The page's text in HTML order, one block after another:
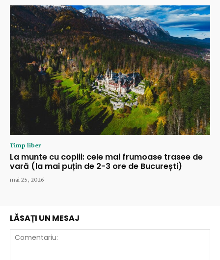
Timp liber
La munte cu copiii: cele mai frumoase trasee de
vară (la mai puțin de 2-3 ore de București)
mai 25, 2026
LĂSAȚI UN MESAJ